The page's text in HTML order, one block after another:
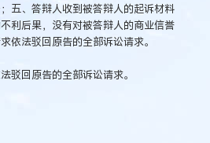
五、答辩人收到被答辩人的起诉材料
利后果，没有对被答辩人的商业信誉
依法驳回原告的全部诉讼请求。
驳回原告的全部诉讼请求。